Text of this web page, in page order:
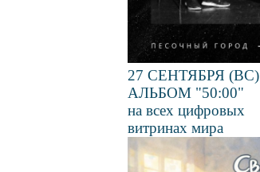
27 СЕНТЯБРЯ (ВС)
АЛЬБОМ "50:00"
на всех цифровых
витринах мира
Файл
изображения